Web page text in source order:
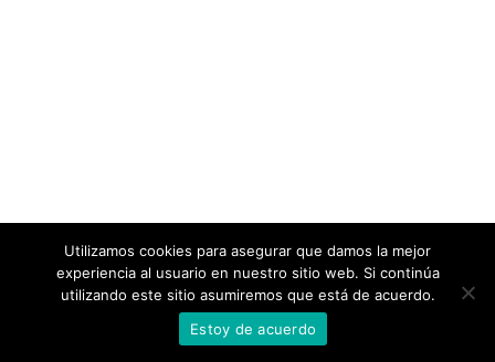
Utilizamos cookies para asegurar que damos la mejor
experiencia al usuario en nuestro sitio web. Si continúa
utilizando este sitio asumiremos que está de acuerdo.
Estoy de acuerdo